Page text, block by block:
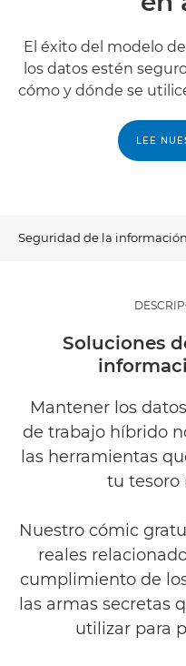
El éxito del modelo
los datos estén
cómo y dónde se
LEE
Seguridad de la
¿POR QUÉ CANON?
Soluciones
Mantener los
de trabajo híbrido
las herramientas
tu tesoro
Nuestro cómic
reales
cumplimiento de
las armas secretas
utilizar para